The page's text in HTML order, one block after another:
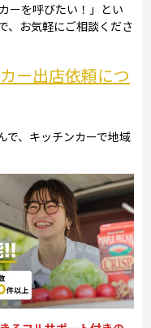
ーを呼びたい！」とい
、お気軽にご相談くださ
ー出店依頼につ
で、キッチンカーで地域